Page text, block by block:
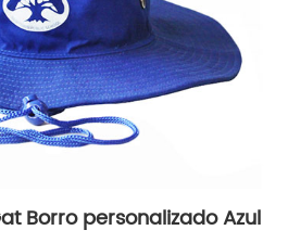
Borro personalizado Azul